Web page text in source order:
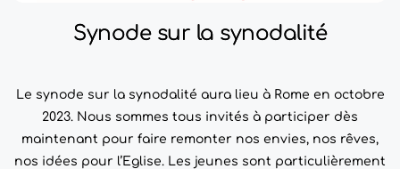
Synode sur la synodalité
Le synode sur la synodalité aura lieu à Rome en octobre
2023. Nous sommes tous invités à participer dès
maintenant pour faire remonter nos envies, nos rêves,
nos idées pour l’Eglise. Les jeunes sont particulièrement